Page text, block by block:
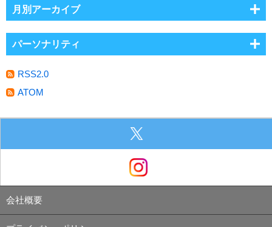
月別アーカイブ
パーソナリティ
RSS2.0
ATOM
会社概要